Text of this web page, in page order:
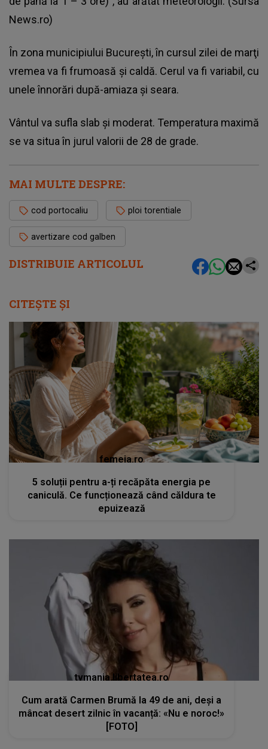
DISTRIBUIE ARTICOLUL
News.ro)
În zona municipiului Bucureşti, în cursul zilei de marţi
vremea va fi frumoasă şi caldă. Cerul va fi variabil, cu
unele înnorări după-amiaza şi seara.
Vântul va sufla slab şi moderat. Temperatura maximă
se va situa în jurul valorii de 28 de grade.
MAI MULTE DESPRE:
cod portocaliu ploi torentiale
avertizare cod galben
CITEȘTE ȘI
femeia.ro
5 soluții pentru a-ți recăpăta energia pe
caniculă. Ce funcționează când căldura te
epuizează
tvmania.libertatea.ro
Cum arată Carmen Brumă la 49 de ani, deși a
mâncat desert zilnic în vacanță: «Nu e noroc!»
[FOTO]